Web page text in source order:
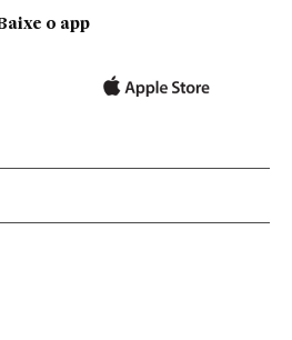
o app